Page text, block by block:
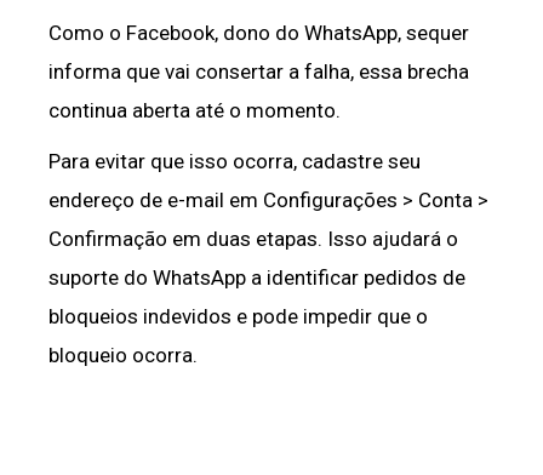
Como o Facebook, dono do WhatsApp, sequer
informa que vai consertar a falha, essa brecha
continua aberta até o momento.
Para evitar que isso ocorra, cadastre seu
endereço de e-mail em Configurações > Conta >
Confirmação em duas etapas. Isso ajudará o
suporte do WhatsApp a identificar pedidos de
bloqueios indevidos e pode impedir que o
bloqueio ocorra.